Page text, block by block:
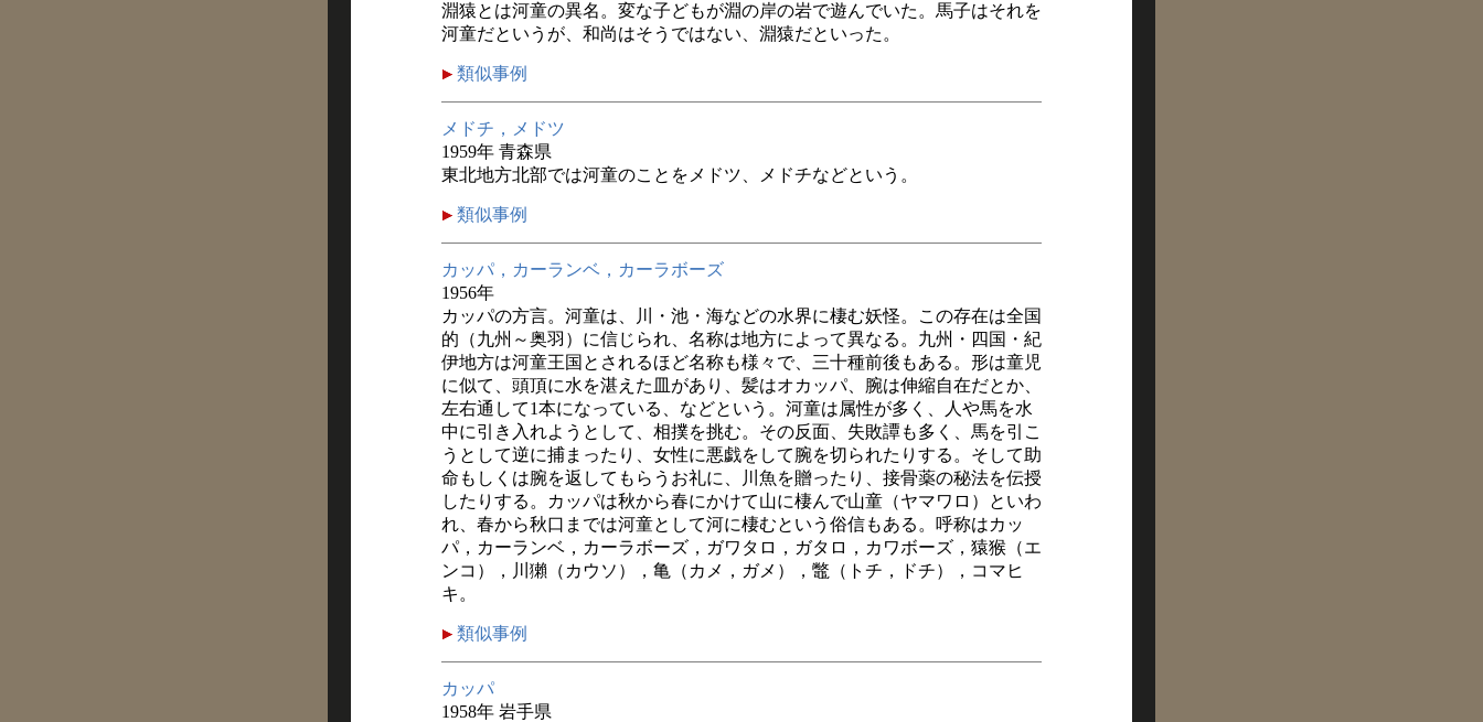
淵猿とは河童の異名。変な子どもが淵の岸の岩で遊んでいた。馬子はそれを
河童だというが、和尚はそうではない、淵猿だといった。
類似事例
メドチ，メドツ
1959年 青森県
東北地方北部では河童のことをメドツ、メドチなどという。
類似事例
カッパ，カーランベ，カーラボーズ
1956年
カッパの方言。河童は、川・池・海などの水界に棲む妖怪。この存在は全国
的（九州～奥羽）に信じられ、名称は地方によって異なる。九州・四国・紀
伊地方は河童王国とされるほど名称も様々で、三十種前後もある。形は童児
に似て、頭頂に水を湛えた皿があり、髪はオカッパ、腕は伸縮自在だとか、
左右通して1本になっている、などという。河童は属性が多く、人や馬を水
中に引き入れようとして、相撲を挑む。その反面、失敗譚も多く、馬を引こ
うとして逆に捕まったり、女性に悪戯をして腕を切られたりする。そして助
命もしくは腕を返してもらうお礼に、川魚を贈ったり、接骨薬の秘法を伝授
したりする。カッパは秋から春にかけて山に棲んで山童（ヤマワロ）といわ
れ、春から秋口までは河童として河に棲むという俗信もある。呼称はカッ
パ，カーランベ，カーラボーズ，ガワタロ，ガタロ，カワボーズ，猿猴（エ
ンコ），川獺（カウソ），亀（カメ，ガメ），鼈（トチ，ドチ），コマヒ
キ。
類似事例
カッパ
1958年 岩手県